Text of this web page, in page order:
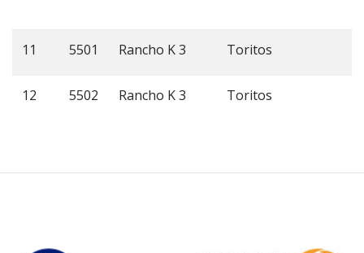
11 5501 Rancho K 3 Toritos
12 5502 Rancho K 3 Toritos